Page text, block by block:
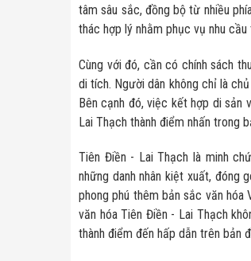
tâm sâu sắc, đồng bộ từ nhiều
thác hợp lý nhằm phục vụ nhu
Cùng với đó, cần có chính sách
di tích. Người dân không chỉ là
Bên cạnh đó, việc kết hợp di sản
Lai Thạch thành điểm nhấn trong
Tiên Điền - Lai Thạch là minh
những danh nhân kiệt xuất, đóng
phong phú thêm bản sắc văn hóa
văn hóa Tiên Điền - Lai Thạch
thành điểm đến hấp dẫn trên bản